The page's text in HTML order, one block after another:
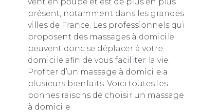
présent, notamment dans les grandes
villes de France. Les professionnels qui
proposent des massages à domicile
peuvent donc se déplacer à votre
domicile afin de vous faciliter la vie.
Profiter d’un massage à domicile a
plusieurs bienfaits. Voici toutes les
bonnes raisons de choisir un massage
à domicile.